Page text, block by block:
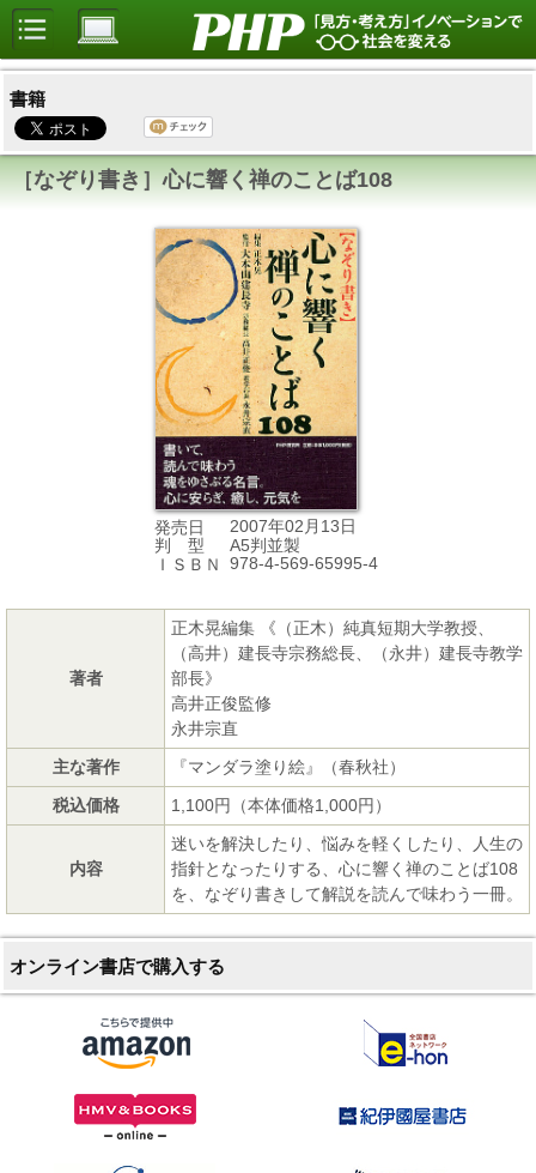
書籍
［なぞり書き］心に響く禅のことば108
発売日
2007年02月13日
判 型
A5判並製
ＩＳＢＮ
978-4-569-65995-4
著者
正木晃編集 《（正木）純真短期大学教授、
（高井）建長寺宗務総長、（永井）建長寺教学
部長》
高井正俊監修
永井宗直
主な著作
『マンダラ塗り絵』（春秋社）
税込価格
1,100円（本体価格1,000円）
内容
迷いを解決したり、悩みを軽くしたり、人生の
指針となったりする、心に響く禅のことば108
を、なぞり書きして解説を読んで味わう一冊。
オンライン書店で購入する